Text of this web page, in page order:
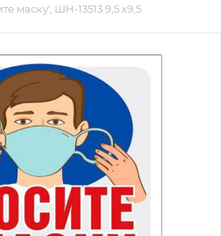
маску', ШН-13513 9,5 х9,5